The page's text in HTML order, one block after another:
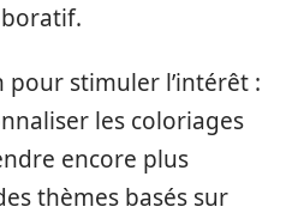
stimuler l’intérêt :
les coloriages
encore plus
thèmes basés sur